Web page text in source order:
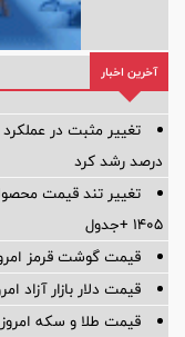
آخرین اخبار
درصد رشد کرد
۱۴۰۵ +جدول
قیمت گوشت قرمز امروز پنجشنبه ۱۵
قیمت دلار بازار آزاد امروز پنجشنبه
قیمت طلا و سکه امروز پنجشنبه